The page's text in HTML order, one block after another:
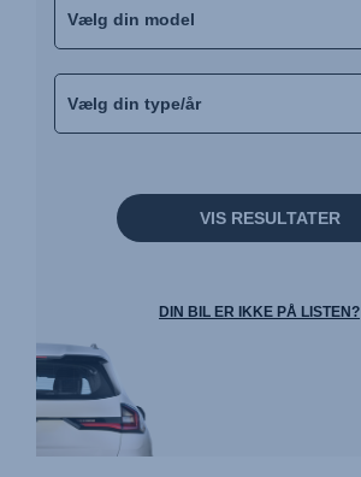
VIS RESULTATER
DIN BIL ER IKKE PÅ LISTEN?